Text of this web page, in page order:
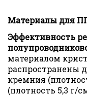
Материалы для
Эффективность
материалом
распространены
кремния
(плотность 5,3 г/